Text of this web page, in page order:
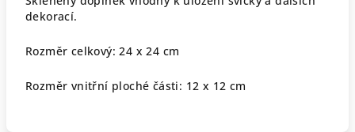
dekorací.
Rozměr celkový: 24 x 24 cm
Rozměr vnitřní ploché části: 12 x 12 cm